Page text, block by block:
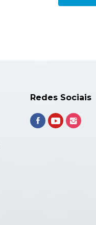
Redes Sociais